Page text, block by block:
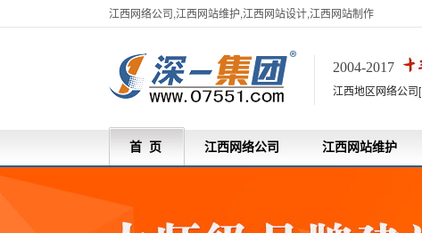
江西网络公司,江西网站维护,江西网站设计,江西网站制作
2004-2017
江西地区网络公司[
首 页 江西网络公司 江西网站维护